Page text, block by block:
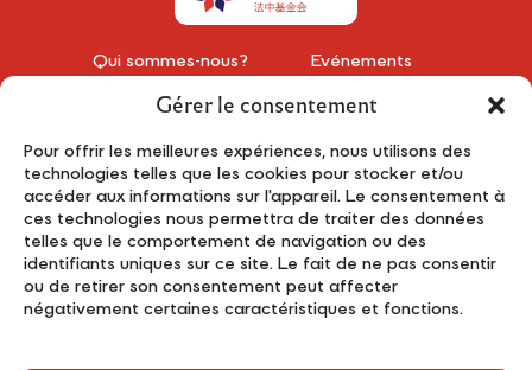
Gérer le consentement
Pour offrir les meilleures expériences, nous utilisons des
technologies telles que les cookies pour stocker et/ou
accéder aux informations sur l'appareil. Le consentement à
ces technologies nous permettra de traiter des données
telles que le comportement de navigation ou des
identifiants uniques sur ce site. Le fait de ne pas consentir
ou de retirer son consentement peut affecter
négativement certaines caractéristiques et fonctions.
Qui sommes-nous?
Young Leaders
Actualités
Événements
Publications
Mentions Légales
Recevez notre lettre d'information